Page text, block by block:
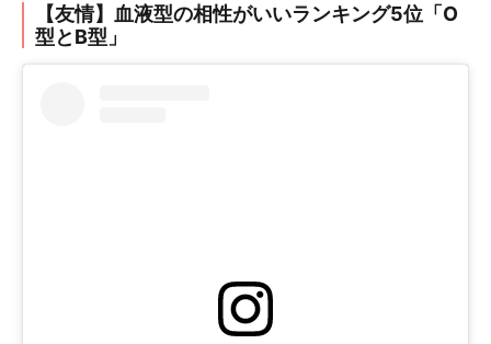
【友情】血液型の相性がいいランキング5位「O
型とB型」